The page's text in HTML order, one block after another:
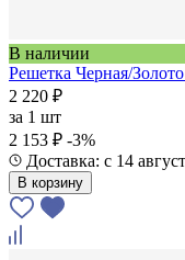
В наличии
Решетка Черная/
2 220 ₽
за 1 шт
2 153 ₽ -3%
Доставка: с 14
В корзину